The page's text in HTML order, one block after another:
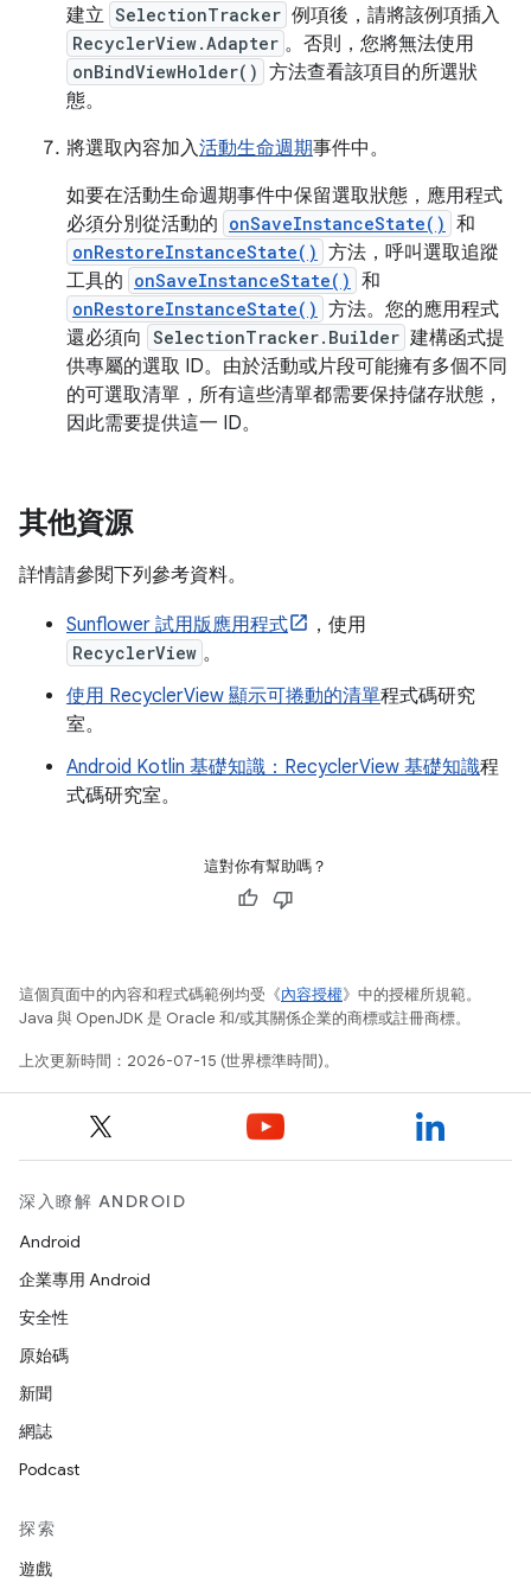
建立 SelectionTracker 例項後，請將該例項插入
RecyclerView.Adapter 。否則，您將無法使用
onBindViewHolder() 方法查看該項目的所選狀
態。
將選取內容加入活動生命週期事件中。
如要在活動生命週期事件中保留選取狀態，應用程式
必須分別從活動的 onSaveInstanceState() 和
onRestoreInstanceState() 方法，呼叫選取追蹤
工具的 onSaveInstanceState() 和
onRestoreInstanceState() 方法。您的應用程式
還必須向 SelectionTracker.Builder 建構函式提
供專屬的選取 ID。由於活動或片段可能擁有多個不同
的可選取清單，所有這些清單都需要保持儲存狀態，
因此需要提供這一 ID。
其他資源
詳情請參閱下列參考資料。
Sunflower 試用版應用程式 ，使用
RecyclerView 。
使用 RecyclerView 顯示可捲動的清單程式碼研究
室。
Android Kotlin 基礎知識：RecyclerView 基礎知識程
式碼研究室。
這對你有幫助嗎？
這個頁面中的內容和程式碼範例均受《內容授權》中的授權所規範。
Java 與 OpenJDK 是 Oracle 和/或其關係企業的商標或註冊商標。
上次更新時間：2026-07-15 (世界標準時間)。
深入瞭解 ANDROID
Android
企業專用 Android
安全性
原始碼
新聞
網誌
Podcast
探索
遊戲